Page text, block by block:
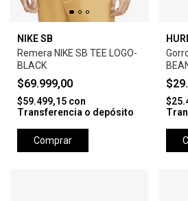
NIKE SB
Remera NIKE SB TEE LOGO-
BLACK
$69.999,00
$59.499,15 con
Transferencia o depósito
Comprar